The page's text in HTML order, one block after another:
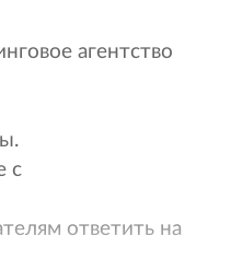
агентство
с
ответить на